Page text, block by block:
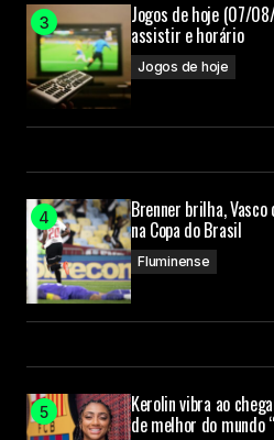
Jogos de hoje (07/
assistir e horário
Jogos de hoje
Brenner brilha, Vasco
na Copa do Brasil
Fluminense
Kerolin vibra ao
de melhor do mundo